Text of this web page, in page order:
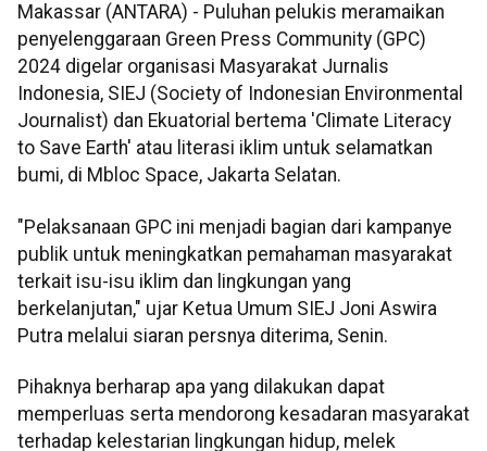
Makassar (ANTARA) - Puluhan pelukis meramaikan
penyelenggaraan Green Press Community (GPC)
2024 digelar organisasi Masyarakat Jurnalis
Indonesia, SIEJ (Society of Indonesian Environmental
Journalist) dan Ekuatorial bertema 'Climate Literacy
to Save Earth' atau literasi iklim untuk selamatkan
bumi, di Mbloc Space, Jakarta Selatan.
"Pelaksanaan GPC ini menjadi bagian dari kampanye
publik untuk meningkatkan pemahaman masyarakat
terkait isu-isu iklim dan lingkungan yang
berkelanjutan," ujar Ketua Umum SIEJ Joni Aswira
Putra melalui siaran persnya diterima, Senin.
Pihaknya berharap apa yang dilakukan dapat
memperluas serta mendorong kesadaran masyarakat
terhadap kelestarian lingkungan hidup, melek